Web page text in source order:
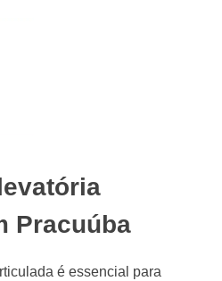
Pracuúba
é essencial para